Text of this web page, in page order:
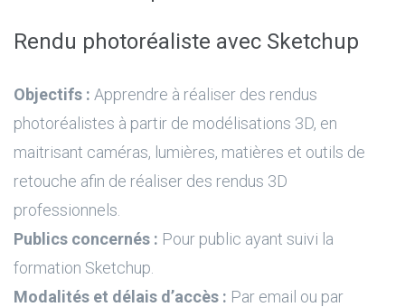
Rendu photoréaliste avec Sketchup
Objectifs : Apprendre à réaliser des rendus
photoréalistes à partir de modélisations 3D, en
maitrisant caméras, lumières, matières et outils de
retouche afin de réaliser des rendus 3D
professionnels.
Publics concernés : Pour public ayant suivi la
formation Sketchup.
Modalités et délais d’accès : Par email ou par